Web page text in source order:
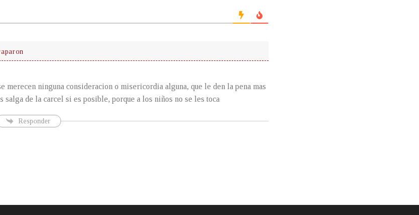
merecen ninguna consideracion o misericordia alguna, que le den la pena mas
salga de la carcel si es posible, porque a los niños no se les toca
Responder